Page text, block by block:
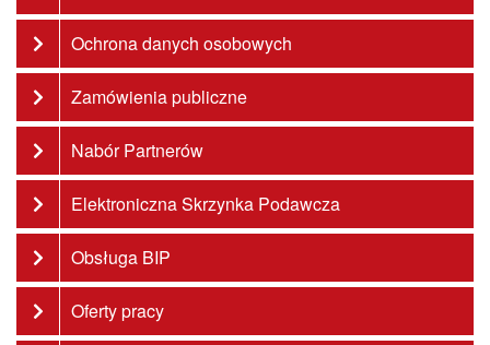
Ochrona danych osobowych
Zamówienia publiczne
Nabór Partnerów
Elektroniczna Skrzynka Podawcza
Obsługa BIP
Oferty pracy